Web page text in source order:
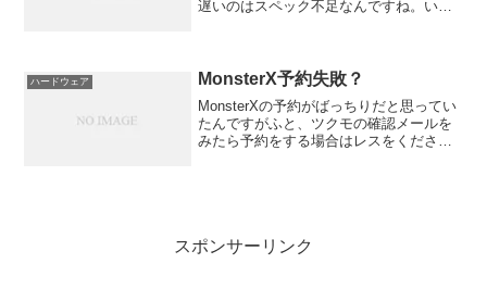
遅いのはスペック不足なんですね。いま
ハードウェア MonsterX予約失敗？
MonsterXの予約がばっちりだと思ってい
たんですがふと、ツクモの確認メールを
みたら予約をする場合はレスをください
スポンサーリンク